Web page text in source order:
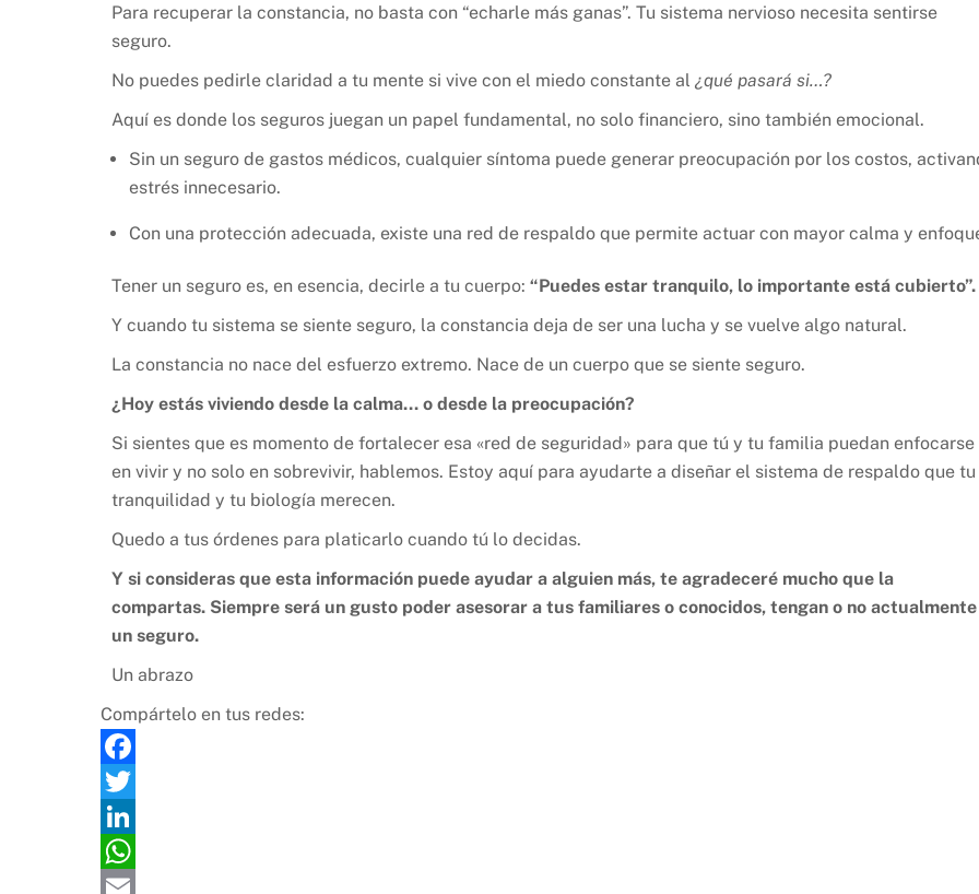
Para recuperar la constancia, no basta con “echarle más ganas”. Tu sistema nervioso necesita sentirse
seguro.
No puedes pedirle claridad a tu mente si vive con el miedo constante al ¿qué pasará si…?
Aquí es donde los seguros juegan un papel fundamental, no solo financiero, sino también emocional.
Sin un seguro de gastos médicos, cualquier síntoma puede generar preocupación por los costos,
estrés innecesario.
Con una protección adecuada, existe una red de respaldo que permite actuar con mayor calma y
Tener un seguro es, en esencia, decirle a tu cuerpo: “Puedes estar tranquilo, lo importante está cubierto”.
Y cuando tu sistema se siente seguro, la constancia deja de ser una lucha y se vuelve algo natural.
La constancia no nace del esfuerzo extremo. Nace de un cuerpo que se siente seguro.
¿Hoy estás viviendo desde la calma… o desde la preocupación?
Si sientes que es momento de fortalecer esa «red de seguridad» para que tú y tu familia puedan enfocarse
en vivir y no solo en sobrevivir, hablemos. Estoy aquí para ayudarte a diseñar el sistema de respaldo que tu
tranquilidad y tu biología merecen.
Quedo a tus órdenes para platicarlo cuando tú lo decidas.
Y si consideras que esta información puede ayudar a alguien más, te agradeceré mucho que la
compartas. Siempre será un gusto poder asesorar a tus familiares o conocidos, tengan o no actualmente
un seguro.
Un abrazo
Compártelo en tus redes:
F
a
c
e
T
w
L
W